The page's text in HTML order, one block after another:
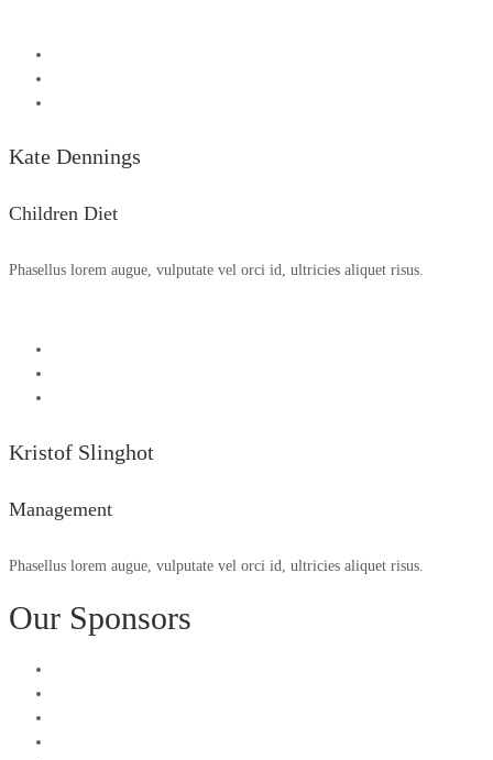
Kate Dennings
Children Diet
Phasellus lorem augue, vulputate vel orci id, ultricies aliquet risus.
Kristof Slinghot
Management
Phasellus lorem augue, vulputate vel orci id, ultricies aliquet risus.
Our Sponsors